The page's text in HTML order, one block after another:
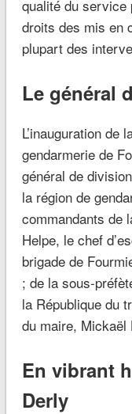
qualité du
droits des mis en
plupart des
Le général
L’inauguration de
gendarmerie de
général de
la région de
commandants de
Helpe, le chef
brigade de
; de la sous-
la République du
du maire, Mickaël
En vibrant
Derly